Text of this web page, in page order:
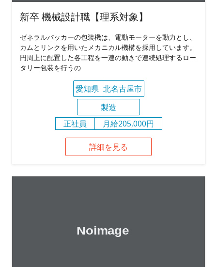
新卒 機械設計職【理系対象】
ゼネラルパッカーの包装機は、電動モーターを動力とし、
カムとリンクを用いたメカニカル機構を採用しています。
円周上に配置した各工程を一連の動きで連続処理するロー
タリー包装を行うの
愛知県 北名古屋市
製造
正社員
月給205,000円
詳細を見る